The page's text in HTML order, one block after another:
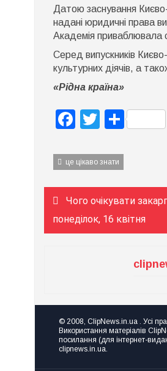
Датою заснування
надані юридичні права
Академія приваблювала
Серед випускників
культурних діячів, а
«Рідна країна»
Facebook
Twitter
це цікаво знати
Навігація
записів
Чого очікувати
понеділок, 16 квітня
© 2008, ClipNews.in.ua . Усі
Використання матеріалів
посилання (для інтернет-
clipnews.in.ua.